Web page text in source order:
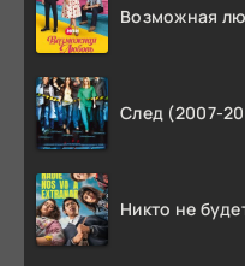
Возможная
След (2007-
Никто не